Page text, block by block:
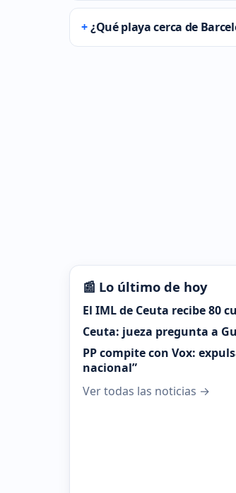
¿Qué playa cerca de
📰 Lo último de hoy
El IML de Ceuta recibe 80
Ceuta: jueza pregunta a
PP compite con Vox:
nacional”
Ver todas las noticias →